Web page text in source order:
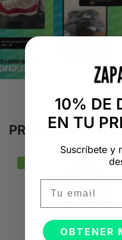
PRODUCTOS
-50%
10% DE
EN TU
Suscríbete y
OBTENER